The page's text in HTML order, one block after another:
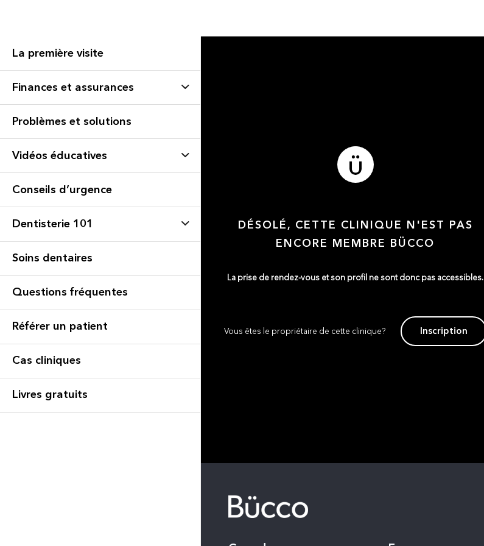
La première visite
Finances et assurances
Problèmes et solutions
Vidéos éducatives
Conseils d’urgence
Dentisterie 101
Soins dentaires
Questions fréquentes
Référer un patient
Cas cliniques
Livres gratuits
DÉSOLÉ, CETTE CLINIQUE N'EST PAS
ENCORE MEMBRE BÜCCO
La prise de rendez-vous et son profil ne sont donc pas accessibles.
Vous êtes le propriétaire de cette clinique? Inscription